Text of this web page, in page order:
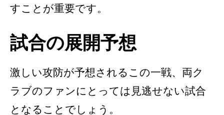
すことが重要です。
試合の展開予想
激しい攻防が予想されるこの一戦、両ク
ラブのファンにとっては見逃せない試合
となることでしょう。